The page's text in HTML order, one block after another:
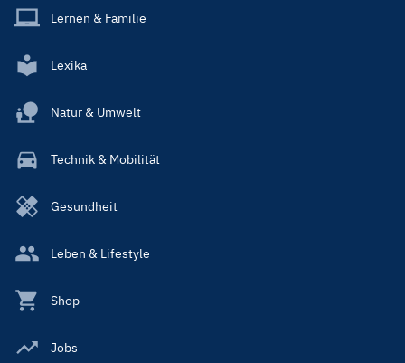
Lernen & Familie
Lexika
Natur & Umwelt
Technik & Mobilität
Gesundheit
Leben & Lifestyle
Shop
Jobs